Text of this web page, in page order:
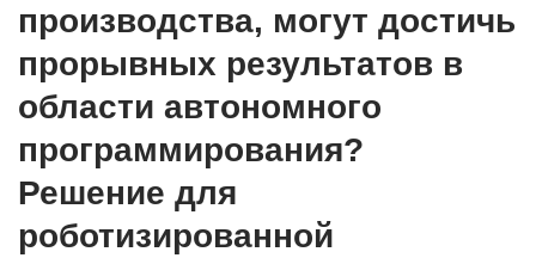
производства, могут достичь
прорывных результатов в
области автономного
программирования?
Решение для
роботизированной